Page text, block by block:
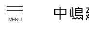
toggle navigation